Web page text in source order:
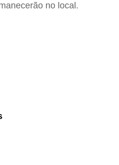
no local.